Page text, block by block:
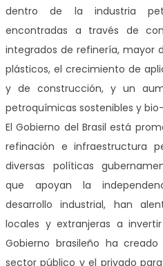
dentro de la industria
encontradas a través de
integrados de refinería, mayor
plásticos, el crecimiento de
y de construcción, y un
petroquímicas sostenibles y
El Gobierno del Brasil está
refinación e infraestructura
diversas políticas
que apoyan la
desarrollo industrial, han
locales y extranjeras a
Gobierno brasileño ha
sector público y el privado